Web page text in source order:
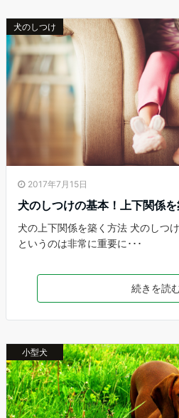
犬のしつけ
2017年7月15日
犬のしつけの基本！上下関係
犬の上下関係を築く方法 犬のしつ
というのは非常に重要に･･･
続きを読
小型犬